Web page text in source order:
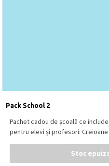
Pack School 2
Pachet cadou de școală ce
pentru elevi și profesori: Creioane
Stoc